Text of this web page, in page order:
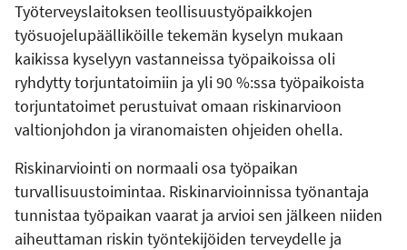
Työterveyslaitoksen teollisuustyöpaikkojen
työsuojelupäälliköille tekemän kyselyn mukaan
kaikissa kyselyyn vastanneissa työpaikoissa oli
ryhdytty torjuntatoimiin ja yli 90 %:ssa työpaikoista
torjuntatoimet perustuivat omaan riskinarvioon
valtionjohdon ja viranomaisten ohjeiden ohella.
Riskinarviointi on normaali osa työpaikan
turvallisuustoimintaa. Riskinarvioinnissa työnantaja
tunnistaa työpaikan vaarat ja arvioi sen jälkeen niiden
aiheuttaman riskin työntekijöiden terveydelle ja